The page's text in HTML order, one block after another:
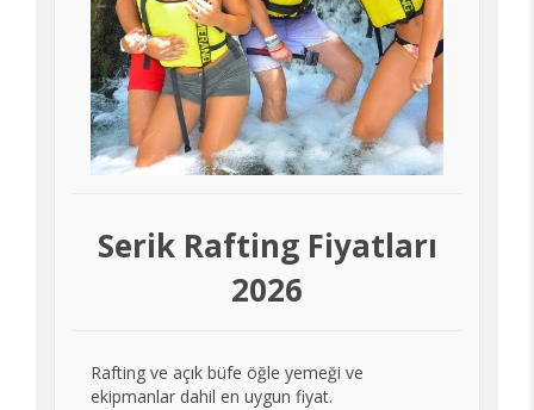
Serik Rafting Fiyatları
2026
Rafting ve açık büfe öğle yemeği ve
ekipmanlar dahil en uygun fiyat.